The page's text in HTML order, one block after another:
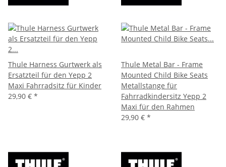
Thule Harness Gurtwerk als
Ersatzteil für den Yepp 2
Maxi Fahrradsitz für Kinder
29,90 € *
Thule Metal Bar - Frame
Mounted Child Bike Seats
Metallstange für
Fahrradkindersitz Yepp 2
Maxi für den Rahmen
29,90 € *